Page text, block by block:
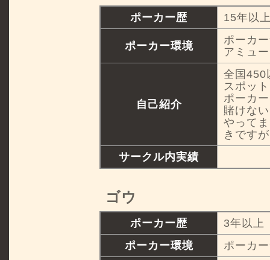
ポーカー歴 15年以
ポーカー環境
ポーカ
アミュ
自己紹介
全国450
スポッ
ポーカ
賭けな
やって
きです
サークル内実績
ゴウ
ポーカー歴
3年以上
ポーカー環境
ポーカ